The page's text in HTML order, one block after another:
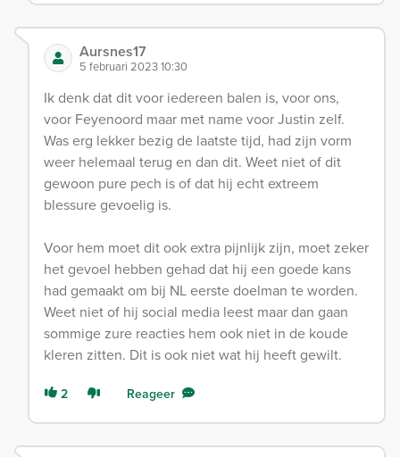
Aursnes17
5 februari 2023 10:30
Ik denk dat dit voor iedereen balen is, voor ons,
voor Feyenoord maar met name voor Justin zelf.
Was erg lekker bezig de laatste tijd, had zijn vorm
weer helemaal terug en dan dit. Weet niet of dit
gewoon pure pech is of dat hij echt extreem
blessure gevoelig is.
Voor hem moet dit ook extra pijnlijk zijn, moet zeker
het gevoel hebben gehad dat hij een goede kans
had gemaakt om bij NL eerste doelman te worden.
Weet niet of hij social media leest maar dan gaan
sommige zure reacties hem ook niet in de koude
kleren zitten. Dit is ook niet wat hij heeft gewilt.
2 Reageer